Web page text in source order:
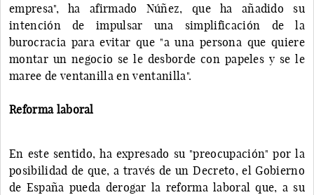
empresa", ha afirmado Núñez, que ha añadido su
intención de impulsar una simplificación de la
burocracia para evitar que "a una persona que quiere
montar un negocio se le desborde con papeles y se le
maree de ventanilla en ventanilla".
Reforma laboral
En este sentido, ha expresado su "preocupación" por la
posibilidad de que, a través de un Decreto, el Gobierno
de España pueda derogar la reforma laboral que, a su